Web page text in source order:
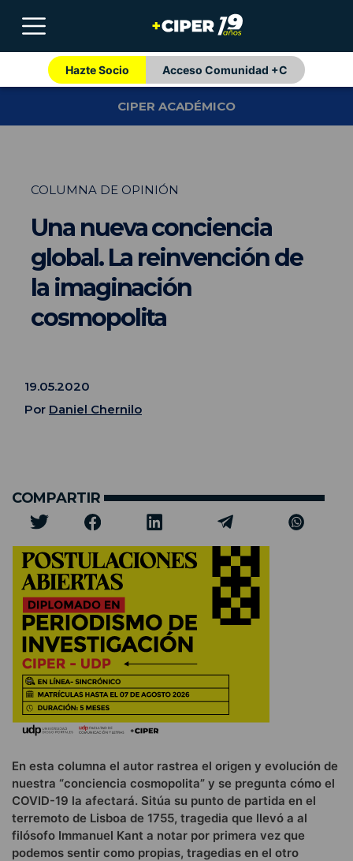
Hazte Socio Acceso Comunidad +C
CIPER ACADÉMICO
COLUMNA DE OPINIÓN
Una nueva conciencia
global. La reinvención de
la imaginación
cosmopolita
19.05.2020
Por Daniel Chernilo
COMPARTIR
En esta columna el autor rastrea el origen y evolución de
nuestra “conciencia cosmopolita” y se pregunta cómo el
COVID-19 la afectará. Sitúa su punto de partida en el
terremoto de Lisboa de 1755, tragedia que llevó a al
filósofo Immanuel Kant a notar por primera vez que
podemos sentir como propias, tragedias en el otro